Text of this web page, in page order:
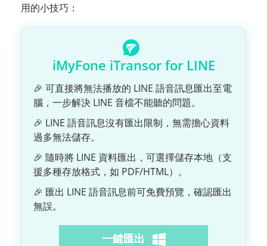
用的小技巧：
iMyFone iTransor for LINE
🎉 可直接將無法播放的 LINE 語音訊息匯出至電
腦，一步解決 LINE 音檔不能聽的問題。
🎉 LINE 語音訊息沒有匯出限制，無需擔心資料
過多無法儲存。
🎉 隨時將 LINE 資料匯出，可選擇儲存本地（支
援多種存放格式，如 PDF/HTML）。
🎉 匯出 LINE 語音訊息前可免費預覽，確認匯出
無誤。
一鍵匯出